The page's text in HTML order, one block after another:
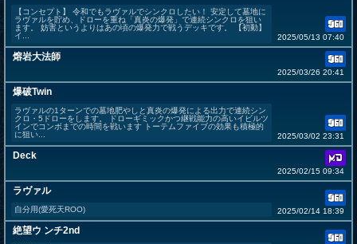
【コンセプト】 令和でもラヴァルでシンクロしたい！ 安定して墓地に
ラヴァルを貯め、ドローを重ね「真炎の爆発」で連続シンクロを狙い
ます。 妨害というよりはあの頃の爆発力で戦うデッキです。 【初動】
イ...
2025/05/13 07:40
熔岩大法師
2025/03/26 20:41
爆破Twin
ラヴァルの1ターンでの墓地肥やしと真炎の爆発による出力で連続シン
クロ・5ドローをします。 ドローギミックかつ継戦能力の高いイビルツ
インでコンボまでの時間を戦います トーテムファイブの効果も積極的
に狙い...
2025/03/02 23:31
Deck
2025/02/15 09:34
ラヴァル
自分用(愛死天ROO) 2025/02/14 18:39
絶望ウ ンチ2nd